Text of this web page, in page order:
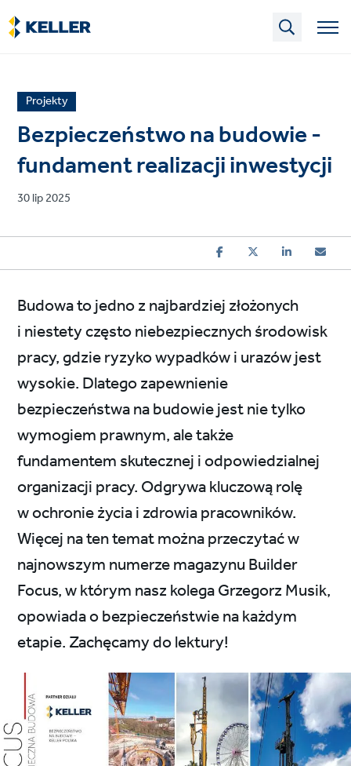
Skip
to
main
News
article
category
Projekty
Bezpieczeństwo na budowie -
fundament realizacji inwestycji
Published
30 lip 2025
Budowa to jedno z najbardziej złożonych
i niestety często niebezpiecznych środowisk
pracy, gdzie ryzyko wypadków i urazów jest
wysokie. Dlatego zapewnienie
bezpieczeństwa na budowie jest nie tylko
wymogiem prawnym, ale także
fundamentem skutecznej i odpowiedzialnej
organizacji pracy. Odgrywa kluczową rolę
w ochronie życia i zdrowia pracowników.
Więcej na ten temat można przeczytać w
najnowszym numerze magazynu Builder
Focus, w którym nasz kolega Grzegorz Musik,
opowiada o bezpieczeństwie na każdym
etapie. Zachęcamy do lektury!